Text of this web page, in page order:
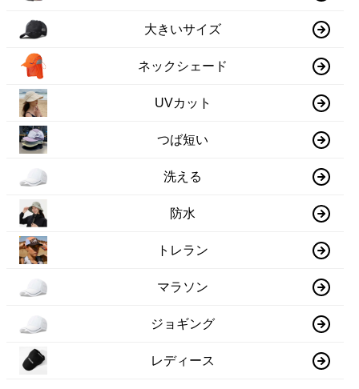
大きいサイズ
ネックシェード
UVカット
つば短い
洗える
防水
トレラン
マラソン
ジョギング
レディース